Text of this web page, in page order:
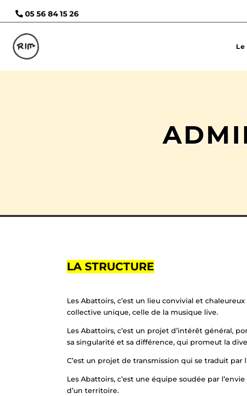
05 56 84 15 26
Le
LA STRUCTURE
Les Abattoirs, c’est un lieu convivial et
collective unique, celle de la musique live.
Les Abattoirs, c’est un projet d’intérêt général,
sa singularité et sa différence, qui promeut la
C’est un projet de transmission qui se traduit
Les Abattoirs, c’est une équipe soudée par
d’un territoire.